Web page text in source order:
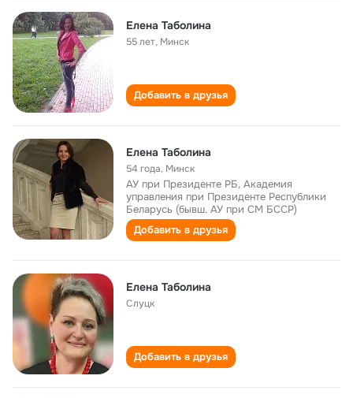
Елена Таболина
55 лет, Минск
Добавить в друзья
Елена Таболина
54 года, Минск
АУ при Президенте РБ, Академия
управления при Президенте Республики
Беларусь (бывш. АУ при СМ БССР)
Добавить в друзья
Елена Таболина
Слуцк
Добавить в друзья